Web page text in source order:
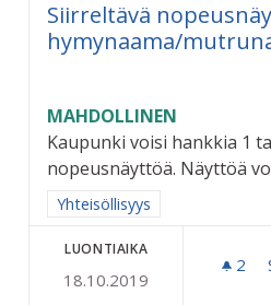
Siirreltävä
hymynaama/
MAHDOLLINEN
Kaupunki voisi hankkia 1
nopeusnäyttöä. Näyttöä
Rajaa tulokset aihepiirin
Yhteisöllisyys
LUONTIAIKA
18.10.2019
2